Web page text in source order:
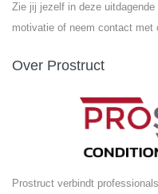
Zie jij jezelf in deze
motivatie of neem contact met
Over Prostruct
Prostruct verbindt